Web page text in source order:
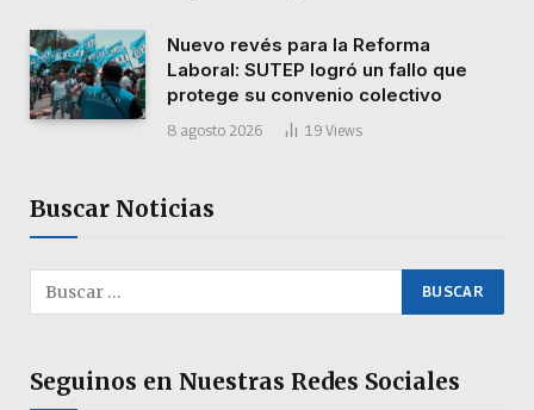
Nuevo revés para la Reforma
Laboral: SUTEP logró un fallo que
protege su convenio colectivo
8 agosto 2026 19 Views
Buscar Noticias
Seguinos en Nuestras Redes Sociales